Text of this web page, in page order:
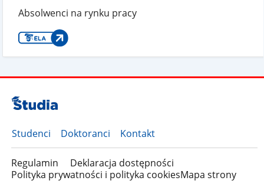
Absolwenci na rynku pracy
Studenci Doktoranci Kontakt
Regulamin
Deklaracja dostępności
Polityka prywatności i polityka cookiesMapa strony